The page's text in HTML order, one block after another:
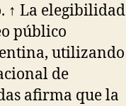
↑ La elegibilidad
público
utilizando
de
afirma que la